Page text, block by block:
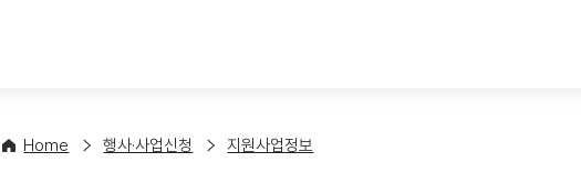
Home 행사·사업신청 지원사업정보